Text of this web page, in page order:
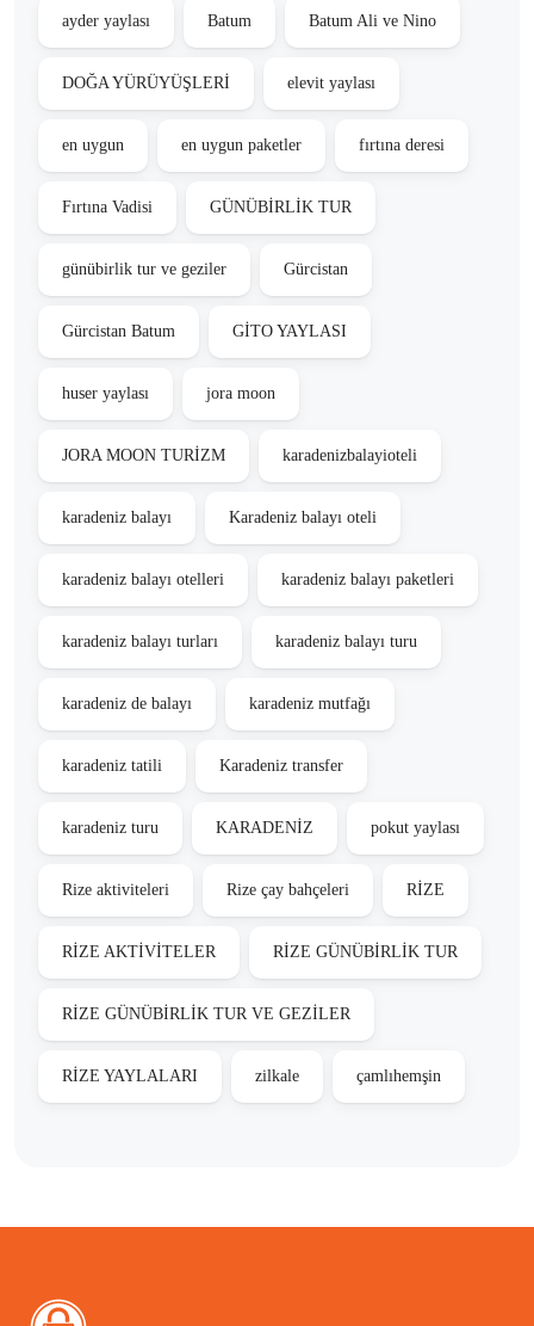
ayder yaylası Batum Batum Ali ve Nino
DOĞA YÜRÜYÜŞLERİ elevit yaylası
en uygun en uygun paketler fırtına deresi
Fırtına Vadisi GÜNÜBİRLİK TUR
günübirlik tur ve geziler Gürcistan
Gürcistan Batum GİTO YAYLASI
huser yaylası jora moon
JORA MOON TURİZM karadenizbalayioteli
karadeniz balayı Karadeniz balayı oteli
karadeniz balayı otelleri karadeniz balayı paketleri
karadeniz balayı turları karadeniz balayı turu
karadeniz de balayı karadeniz mutfağı
karadeniz tatili Karadeniz transfer
karadeniz turu KARADENİZ pokut yaylası
Rize aktiviteleri Rize çay bahçeleri RİZE
RİZE AKTİVİTELER RİZE GÜNÜBİRLİK TUR
RİZE GÜNÜBİRLİK TUR VE GEZİLER
RİZE YAYLALARI zilkale çamlıhemşin